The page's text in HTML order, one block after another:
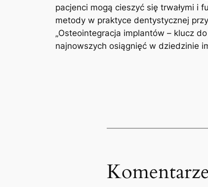
pacjenci mogą cieszyć się trwałymi i
metody w praktyce dentystycznej
„Osteointegracja implantów – klucz
najnowszych osiągnięć w dziedzinie